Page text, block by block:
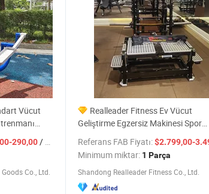
Vücut
Spor
Gökyüzü
290,00/ Ayarla
Co., Ltd.
Realleader Fitness Ev Vücut
Geliştirme Egzersiz Makinesi Spor
Ekipmanı Fabrika Fiyatı
Referans FAB Fiyatı:$2.799,00-
Minimum miktar: 1 Parça
Shandong Realleader Fitness Co., Ltd.